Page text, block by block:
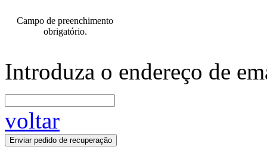
Campo de preenchimento
obrigatório.
Introduza o endereço de
voltar
Enviar pedido de recuperação